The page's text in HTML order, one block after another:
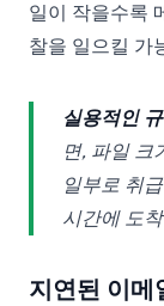
일이 작을수록
찰을 일으킬 가
실용적인
면, 파일 크
일부로 취
시간에 도
지연된 이메